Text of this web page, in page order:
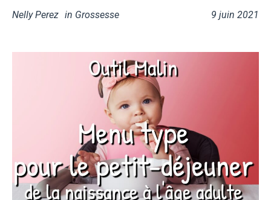
9 juin 2021
Nelly Perez in Grossesse